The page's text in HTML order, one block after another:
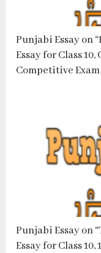
Punjabi Essay on
Essay for Class 10,
Competitive
Punjabi Essay on
Essay for Class